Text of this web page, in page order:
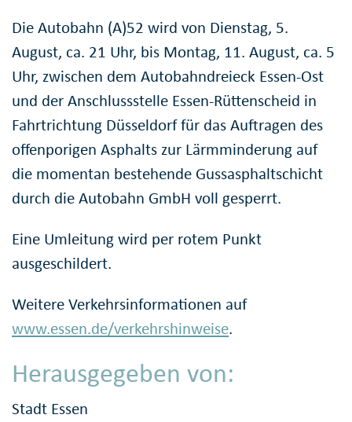
Die Autobahn (A)52 wird von Dienstag, 5.
August, ca. 21 Uhr, bis Montag, 11. August, ca. 5
Uhr, zwischen dem Autobahndreieck Essen-Ost
und der Anschlussstelle Essen-Rüttenscheid in
Fahrtrichtung Düsseldorf für das Auftragen des
offenporigen Asphalts zur Lärmminderung auf
die momentan bestehende Gussasphaltschicht
durch die Autobahn GmbH voll gesperrt.
Eine Umleitung wird per rotem Punkt
ausgeschildert.
Weitere Verkehrsinformationen auf
www.essen.de/verkehrshinweise.
Herausgegeben von:
Stadt Essen